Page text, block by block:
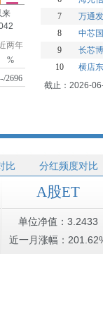
来
两年
%
2696
7
万通
8
中芯
9
长芯
10
横店
截止：2026-
比 分红频度对比
A股ET
单位净值：3.2433
近一月涨幅：